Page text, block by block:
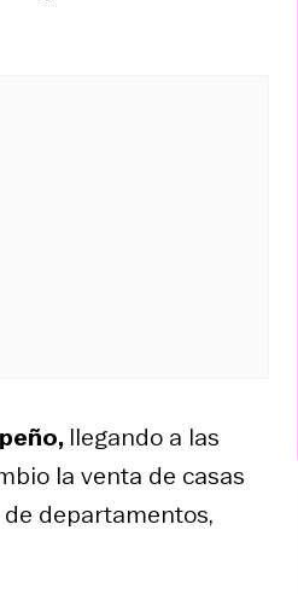
llegando a las
la venta de casas
departamentos,